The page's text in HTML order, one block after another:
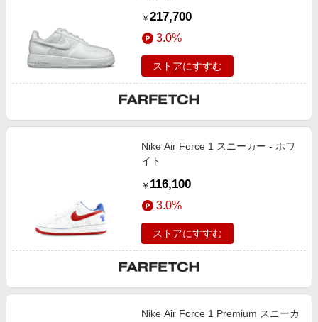
￥ 217,700
3.0%
ストアにすすむ
Nike Air Force 1 スニーカー - ホワ
イト
￥ 116,100
3.0%
ストアにすすむ
Nike Air Force 1 Premium スニーカ